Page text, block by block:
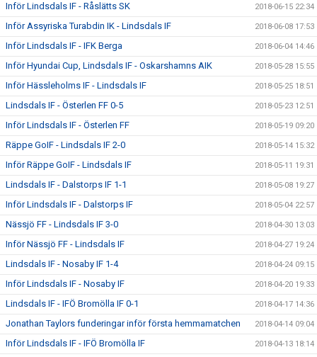
Inför Lindsdals IF - Råslätts SK 2018-06-15 22:34
Inför Assyriska Turabdin IK - Lindsdals IF 2018-06-08 17:53
Inför Lindsdals IF - IFK Berga 2018-06-04 14:46
Inför Hyundai Cup, Lindsdals IF - Oskarshamns AIK 2018-05-28 15:55
Inför Hässleholms IF - Lindsdals IF 2018-05-25 18:51
Lindsdals IF - Österlen FF 0-5 2018-05-23 12:51
Inför Lindsdals IF - Österlen FF 2018-05-19 09:20
Räppe GoIF - Lindsdals IF 2-0 2018-05-14 15:32
Inför Räppe GoIF - Lindsdals IF 2018-05-11 19:31
Lindsdals IF - Dalstorps IF 1-1 2018-05-08 19:27
Inför Lindsdals IF - Dalstorps IF 2018-05-04 22:57
Nässjö FF - Lindsdals IF 3-0 2018-04-30 13:03
Inför Nässjö FF - Lindsdals IF 2018-04-27 19:24
Lindsdals IF - Nosaby IF 1-4 2018-04-24 09:15
Inför Lindsdals IF - Nosaby IF 2018-04-20 19:33
Lindsdals IF - IFÖ Bromölla IF 0-1 2018-04-17 14:36
Jonathan Taylors funderingar inför första hemmamatchen 2018-04-14 09:04
Inför Lindsdals IF - IFÖ Bromölla IF 2018-04-13 18:14